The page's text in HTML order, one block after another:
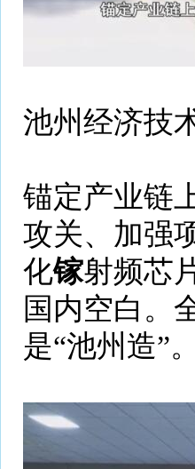
池州经济技
锚定产业链
攻关、加强
化镓射频芯
国内空白。
是“池州造”。